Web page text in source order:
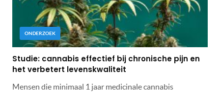
ONDERZOEK
Studie: cannabis effectief bij chronische pijn en
het verbetert levenskwaliteit
Mensen die minimaal 1 jaar medicinale cannabis